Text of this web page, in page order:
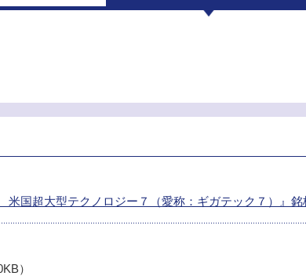
国超大型テクノロジー７（愛称：ギガテック７）』銘
）